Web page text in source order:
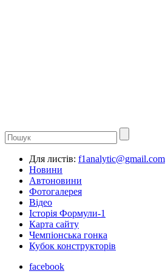
Для листів: f1analytic@gmail.com
Новини
Автоновини
Фотогалерея
Відео
Історія Формули-1
Карта сайту
Чемпіонська гонка
Кубок конструкторів
facebook